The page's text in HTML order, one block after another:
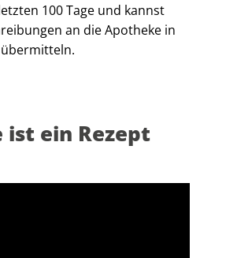
100 Tage und kannst
an die Apotheke in
ist ein Rezept